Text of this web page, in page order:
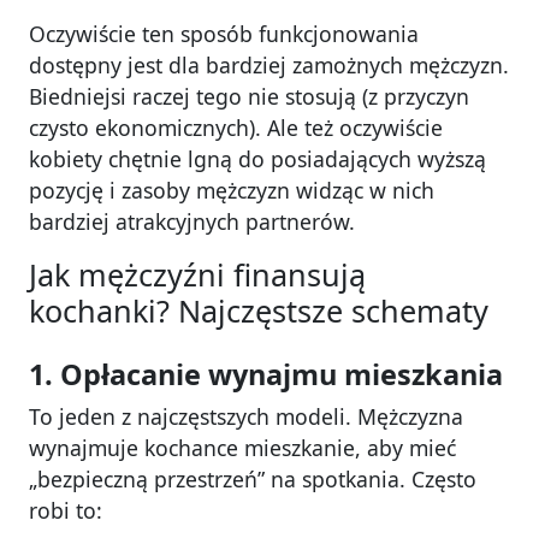
Oczywiście ten sposób funkcjonowania
dostępny jest dla bardziej zamożnych mężczyzn.
Biedniejsi raczej tego nie stosują (z przyczyn
czysto ekonomicznych). Ale też oczywiście
kobiety chętnie lgną do posiadających wyższą
pozycję i zasoby mężczyzn widząc w nich
bardziej atrakcyjnych partnerów.
Jak mężczyźni finansują
kochanki? Najczęstsze schematy
1. Opłacanie wynajmu mieszkania
To jeden z najczęstszych modeli. Mężczyzna
wynajmuje kochance mieszkanie, aby mieć
„bezpieczną przestrzeń” na spotkania. Często
robi to: